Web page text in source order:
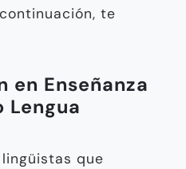
te
en Enseñanza
Lengua
que